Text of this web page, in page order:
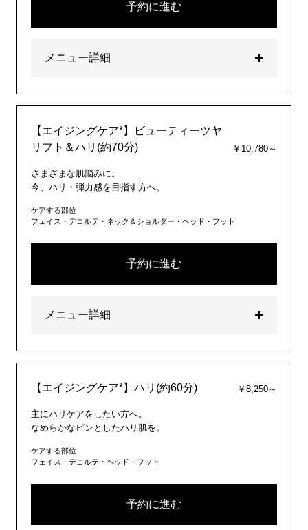
予約に進む
メニュー詳細
【エイジングケア*】ビューティーツヤ
リフト＆ハリ(約70分)
￥10,780～
さまざまな肌悩みに。
今、ハリ・弾力感を目指す方へ。
ケアする部位
フェイス・デコルテ・ネック＆ショルダー・ヘッド・フット
予約に進む
メニュー詳細
【エイジングケア*】ハリ(約60分) ￥8,250～
主にハリケアをしたい方へ。
なめらかなピンとしたハリ肌を。
ケアする部位
フェイス・デコルテ・ヘッド・フット
予約に進む